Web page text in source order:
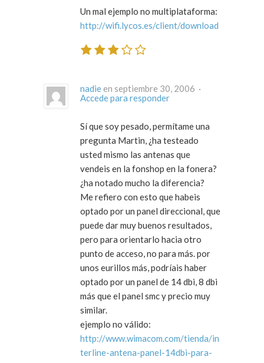
Un mal ejemplo no multiplataforma:
http://wifi.lycos.es/client/download
nadie
en septiembre 30, 2006 ·
Accede para responder
Sí que soy pesado, permítame una
pregunta Martin, ¿ha testeado
usted mismo las antenas que
vendeis en la fonshop en la fonera?
¿ha notado mucho la diferencia?
Me refiero con esto que habeis
optado por un panel direccional, que
puede dar muy buenos resultados,
pero para orientarlo hacia otro
punto de acceso, no para más. por
unos eurillos más, podríais haber
optado por un panel de 14 dbi, 8 dbi
más que el panel smc y precio muy
similar.
ejemplo no válido:
http://www.wimacom.com/tienda/in
terline-antena-panel-14dbi-para-